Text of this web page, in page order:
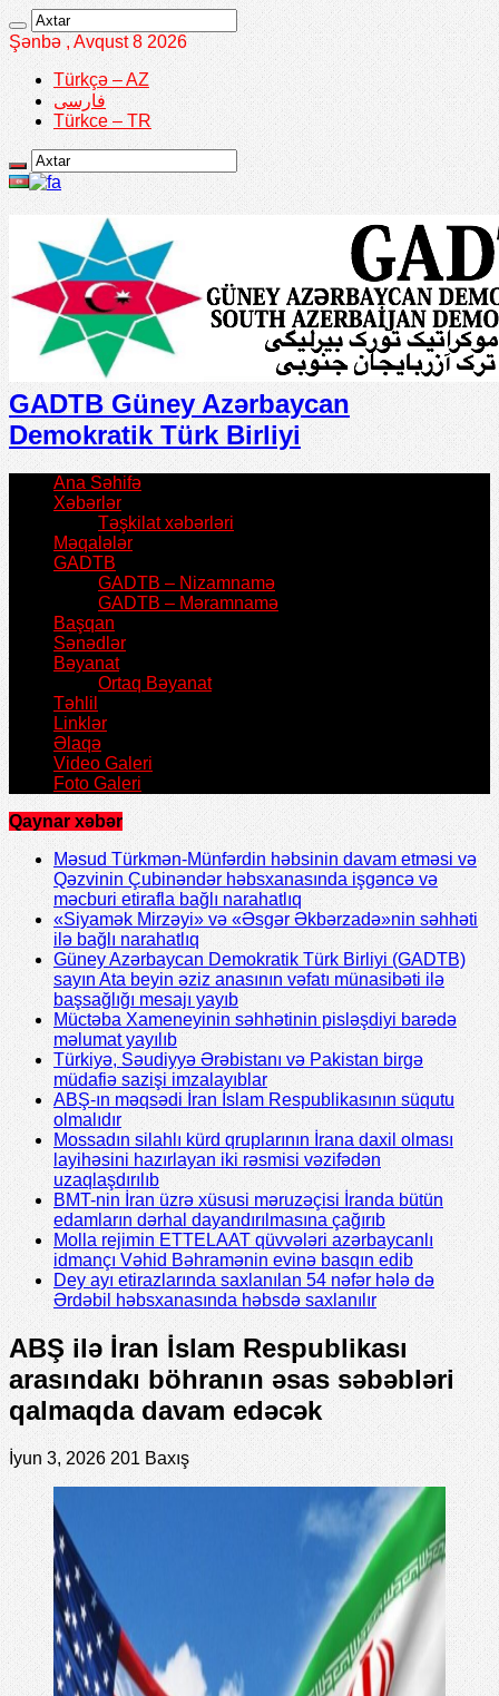
Şənbə , Avqust 8 2026
Türkçə – AZ
فارسی
Türkce – TR
GADTB Güney Azərbaycan
Demokratik Türk Birliyi
Ana Səhifə
Xəbərlər
Təşkilat xəbərləri
Məqalələr
GADTB
GADTB – Nizamnamə
GADTB – Məramnamə
Başqan
Sənədlər
Bəyanat
Ortaq Bəyanat
Təhlil
Linklər
Əlaqə
Video Galeri
Foto Galeri
Qaynar xəbər
Məsud Türkmən-Münfərdin həbsinin davam etməsi və
Qəzvinin Çubinəndər həbsxanasında işgəncə və
məcburi etirafla bağlı narahatlıq
«Siyamək Mirzəyi» və «Əsgər Əkbərzadə»nin səhhəti
ilə bağlı narahatlıq
Güney Azərbaycan Demokratik Türk Birliyi (GADTB)
sayın Ata beyin əziz anasının vəfatı münasibəti ilə
başsağlığı mesajı yayıb
Müctəba Xameneyinin səhhətinin pisləşdiyi barədə
məlumat yayılıb
Türkiyə, Səudiyyə Ərəbistanı və Pakistan birgə
müdafiə sazişi imzalayıblar
ABŞ-ın məqsədi İran İslam Respublikasının süqutu
olmalıdır
Mossadın silahlı kürd qruplarının İrana daxil olması
layihəsini hazırlayan iki rəsmisi vəzifədən
uzaqlaşdırılıb
BMT-nin İran üzrə xüsusi məruzəçisi İranda bütün
edamların dərhal dayandırılmasına çağırıb
Molla rejimin ETTELAAT qüvvələri azərbaycanlı
idmançı Vəhid Bəhramənin evinə basqın edib
Dey ayı etirazlarında saxlanılan 54 nəfər hələ də
Ərdəbil həbsxanasında həbsdə saxlanılır
ABŞ ilə İran İslam Respublikası
arasındakı böhranın əsas səbəbləri
qalmaqda davam edəcək
İyun 3, 2026 201 Baxış